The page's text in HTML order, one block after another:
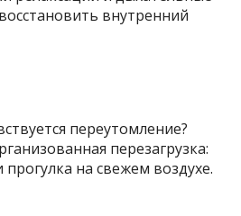
внутренний
переутомление?
перезагрузка:
на свежем воздухе.